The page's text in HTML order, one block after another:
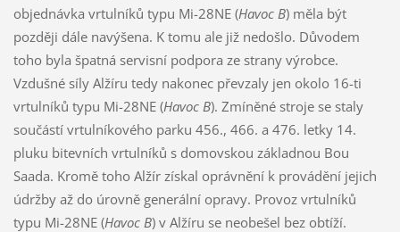
objednávka vrtulníků typu Mi-28NE (Havoc B) měla být
později dále navýšena. K tomu ale již nedošlo. Důvodem
toho byla špatná servisní podpora ze strany výrobce.
Vzdušné síly Alžíru tedy nakonec převzaly jen okolo 16-ti
vrtulníků typu Mi-28NE (Havoc B). Zmíněné stroje se staly
součástí vrtulníkového parku 456., 466. a 476. letky 14.
pluku bitevních vrtulníků s domovskou základnou Bou
Saada. Kromě toho Alžír získal oprávnění k provádění jejich
údržby až do úrovně generální opravy. Provoz vrtulníků
typu Mi-28NE (Havoc B) v Alžíru se neobešel bez obtíží.